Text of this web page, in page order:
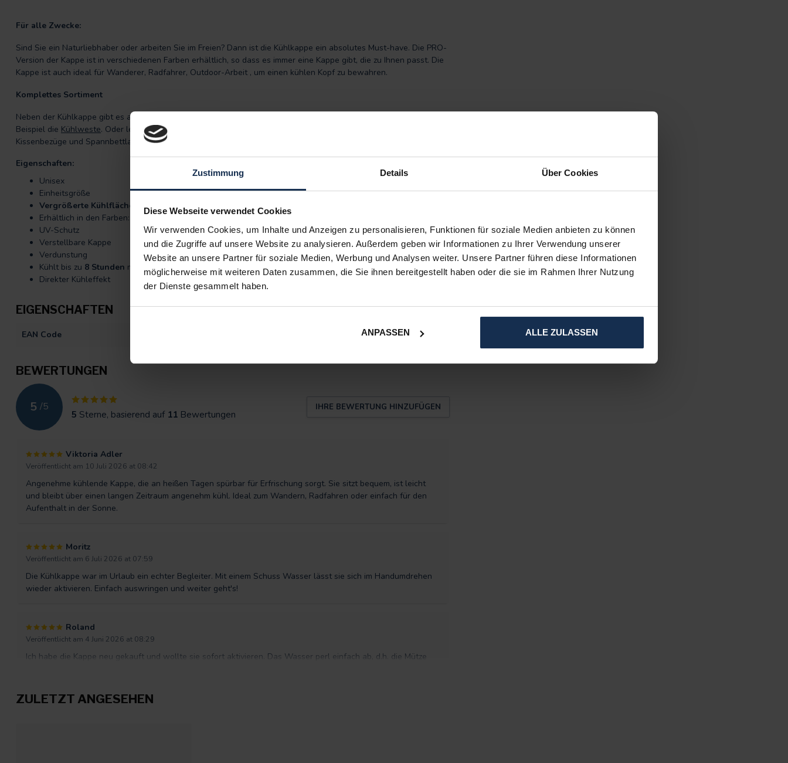
Zustimmung Details Über Cookies
Diese Webseite verwendet Cookies
Wir verwenden Cookies, um Inhalte und Anzeigen zu personalisieren, Funktionen für soziale Medien anbieten zu können
und die Zugriffe auf unsere Website zu analysieren. Außerdem geben wir Informationen zu Ihrer Verwendung unserer
Website an unsere Partner für soziale Medien, Werbung und Analysen weiter. Unsere Partner führen diese Informationen
möglicherweise mit weiteren Daten zusammen, die Sie ihnen bereitgestellt haben oder die sie im Rahmen Ihrer Nutzung
der Dienste gesammelt haben.
ANPASSEN ALLE ZULASSEN
Für alle Zwecke:
Sind Sie ein Naturliebhaber oder arbeiten Sie im Freien? Dann ist die Kühlkappe ein absolutes Must-have. Die PRO-
Version der Kappe ist in verschiedenen Farben erhältlich, so dass es immer eine Kappe gibt, die zu Ihnen passt. Die
Kappe ist auch ideal für Wanderer, Radfahrer, Outdoor-Arbeit , um einen kühlen Kopf zu bewahren.
Komplettes Sortiment
Neben der Kühlkappe gibt es auch andere
Beispiel die Kühlweste. Oder leiden Sie unter lauen Nächten? Dann werfen Sie einen Blick auf unsere kühlenden
Kissenbezüge und Spannbettlaken auf der Kategorie Seite Kühlprodukte
Eigenschaften:
Unisex
Einheitsgröße
Vergrößerte Kühlfläche
Erhältlich in den Farben: Weiß, Blau, Schwarz, Beige, Orange und Grau
UV-Schutz
Verstellbare Kappe
Verdunstung
Kühlt bis zu 8 Stunden mit einer einzigen Ladung
Direkter Kühleffekt
EIGENSCHAFTEN
EAN Code
BEWERTUNGEN
5 /5
5 Sterne, basierend auf 11 Bewertungen
IHRE BEWERTUNG HINZUFÜGEN
Viktoria Adler
Veröffentlicht am 10 Juli 2026 at 08:42
Angenehme kühlende Kappe, die an heißen Tagen spürbar für Erfrischung sorgt. Sie sitzt bequem, ist leicht
und bleibt über einen langen Zeitraum angenehm kühl. Ideal zum Wandern, Radfahren oder einfach für den
Aufenthalt in der Sonne.
Moritz
Veröffentlicht am 6 Juli 2026 at 07:59
Die Kühlkappe war im Urlaub ein echter Begleiter. Mit einem Schuss Wasser lässt sie sich im Handumdrehen
wieder aktivieren. Einfach auswringen und weiter geht's!
Roland
Veröffentlicht am 4 Juni 2026 at 08:29
Ich habe die Kappe neu gekauft und wollte sie sofort aktivieren. Das Wasser perl einfach ab, d.h. die Mütze
ZULETZT ANGESEHEN